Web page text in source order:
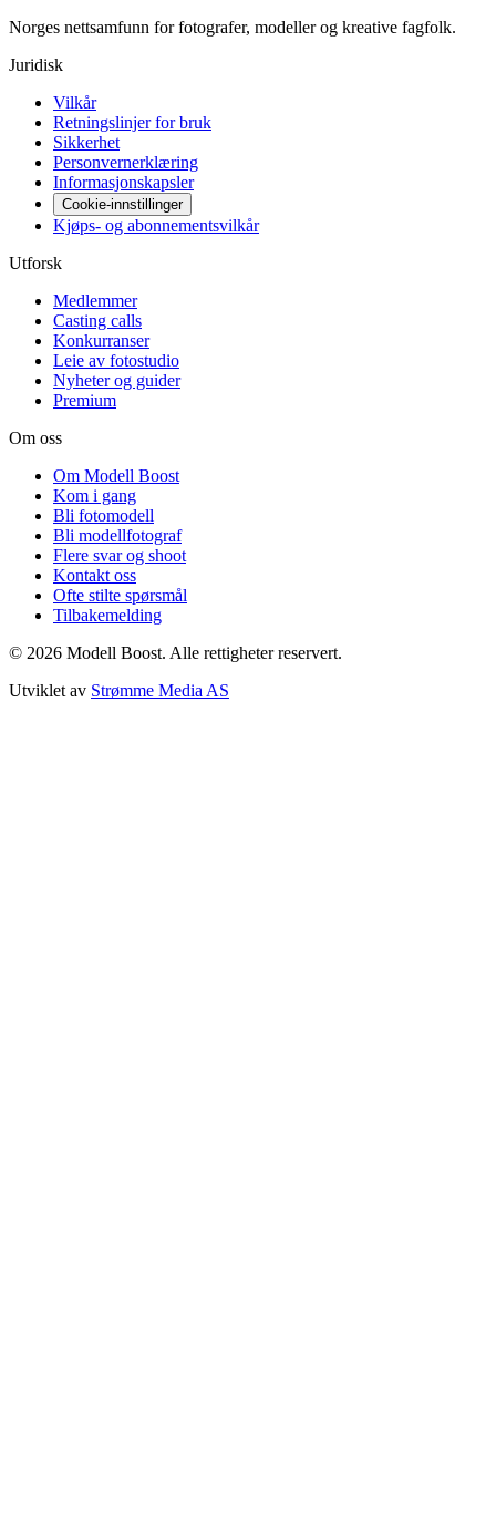
Norges nettsamfunn for fotografer, modeller og kreative fagfolk.
Juridisk
Vilkår
Retningslinjer for bruk
Sikkerhet
Personvernerklæring
Informasjonskapsler
Cookie-innstillinger
Kjøps- og abonnementsvilkår
Utforsk
Medlemmer
Casting calls
Konkurranser
Leie av fotostudio
Nyheter og guider
Premium
Om oss
Om Modell Boost
Kom i gang
Bli fotomodell
Bli modellfotograf
Flere svar og shoot
Kontakt oss
Ofte stilte spørsmål
Tilbakemelding
© 2026 Modell Boost. Alle rettigheter reservert.
Utviklet av Strømme Media AS